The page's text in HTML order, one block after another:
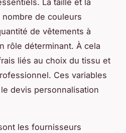
La taille et la
de couleurs
de vêtements à
rôle déterminant. À cela
liés au choix du tissu et
Ces variables
devis personnalisation
les fournisseurs